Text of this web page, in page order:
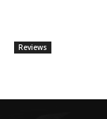
Reviews